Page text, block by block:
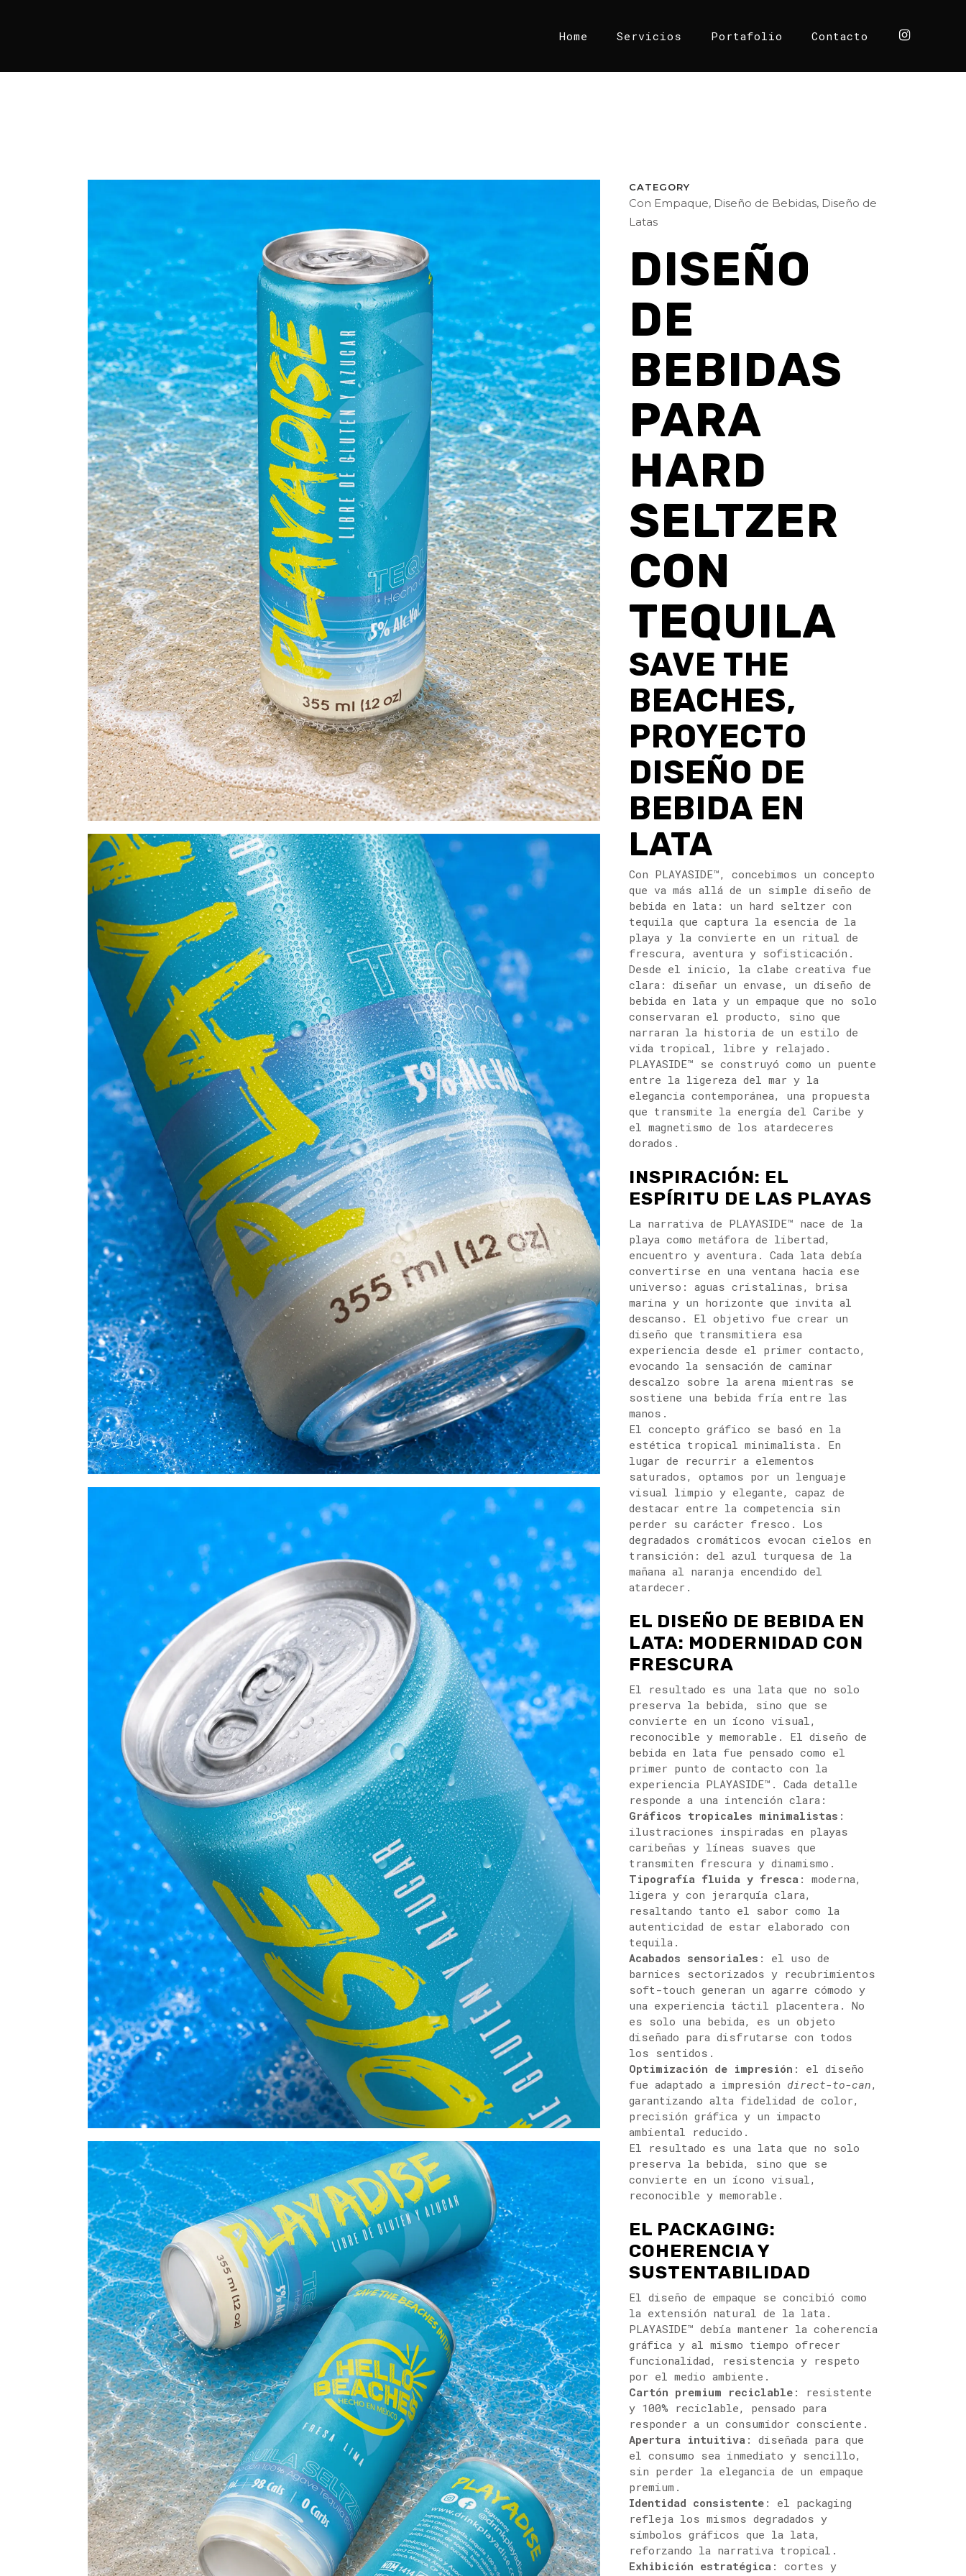
Home Servicios Portafolio Contacto
CATEGORY
Con Empaque, Diseño de Bebidas, Diseño de
Latas
DISEÑO
DE
BEBIDAS
PARA
HARD
SELTZER
CON
TEQUILA
SAVE THE
BEACHES,
PROYECTO
DISEÑO DE
BEBIDA EN
LATA
Con PLAYASIDE™, concebimos un concepto
que va más allá de un simple diseño de
bebida en lata: un hard seltzer con
tequila que captura la esencia de la
playa y la convierte en un ritual de
frescura, aventura y sofisticación.
Desde el inicio, la clabe creativa fue
clara: diseñar un envase, un diseño de
bebida en lata y un empaque que no solo
conservaran el producto, sino que
narraran la historia de un estilo de
vida tropical, libre y relajado.
PLAYASIDE™ se construyó como un puente
entre la ligereza del mar y la
elegancia contemporánea, una propuesta
que transmite la energía del Caribe y
el magnetismo de los atardeceres
dorados.
INSPIRACIÓN: EL
ESPÍRITU DE LAS PLAYAS
La narrativa de PLAYASIDE™ nace de la
playa como metáfora de libertad,
encuentro y aventura. Cada lata debía
convertirse en una ventana hacia ese
universo: aguas cristalinas, brisa
marina y un horizonte que invita al
descanso. El objetivo fue crear un
diseño que transmitiera esa
experiencia desde el primer contacto,
evocando la sensación de caminar
descalzo sobre la arena mientras se
sostiene una bebida fría entre las
manos.
El concepto gráfico se basó en la
estética tropical minimalista. En
lugar de recurrir a elementos
saturados, optamos por un lenguaje
visual limpio y elegante, capaz de
destacar entre la competencia sin
perder su carácter fresco. Los
degradados cromáticos evocan cielos en
transición: del azul turquesa de la
mañana al naranja encendido del
atardecer.
EL DISEÑO DE BEBIDA EN
LATA: MODERNIDAD CON
FRESCURA
El resultado es una lata que no solo
preserva la bebida, sino que se
convierte en un ícono visual,
reconocible y memorable. El diseño de
bebida en lata fue pensado como el
primer punto de contacto con la
experiencia PLAYASIDE™. Cada detalle
responde a una intención clara:
Gráficos tropicales minimalistas :
ilustraciones inspiradas en playas
caribeñas y líneas suaves que
transmiten frescura y dinamismo.
Tipografía fluida y fresca : moderna,
ligera y con jerarquía clara,
resaltando tanto el sabor como la
autenticidad de estar elaborado con
tequila.
Acabados sensoriales : el uso de
barnices sectorizados y recubrimientos
soft-touch generan un agarre cómodo y
una experiencia táctil placentera. No
es solo una bebida, es un objeto
diseñado para disfrutarse con todos
los sentidos.
Optimización de impresión : el diseño
fue adaptado a impresión direct-to-can,
garantizando alta fidelidad de color,
precisión gráfica y un impacto
ambiental reducido.
El resultado es una lata que no solo
preserva la bebida, sino que se
convierte en un ícono visual,
reconocible y memorable.
EL PACKAGING:
COHERENCIA Y
SUSTENTABILIDAD
El diseño de empaque se concibió como
la extensión natural de la lata.
PLAYASIDE™ debía mantener la coherencia
gráfica y al mismo tiempo ofrecer
funcionalidad, resistencia y respeto
por el medio ambiente.
Cartón premium reciclable : resistente
y 100% reciclable, pensado para
responder a un consumidor consciente.
Apertura intuitiva : diseñada para que
el consumo sea inmediato y sencillo,
sin perder la elegancia de un empaque
premium.
Identidad consistente : el packaging
refleja los mismos degradados y
símbolos gráficos que la lata,
reforzando la narrativa tropical.
Exhibición estratégica : cortes y